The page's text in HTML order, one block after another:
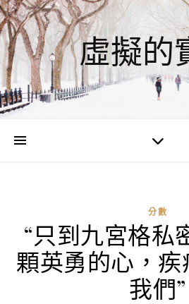
虛擬的
分數
“只到九宮格私
顆英勇的心，
我們”